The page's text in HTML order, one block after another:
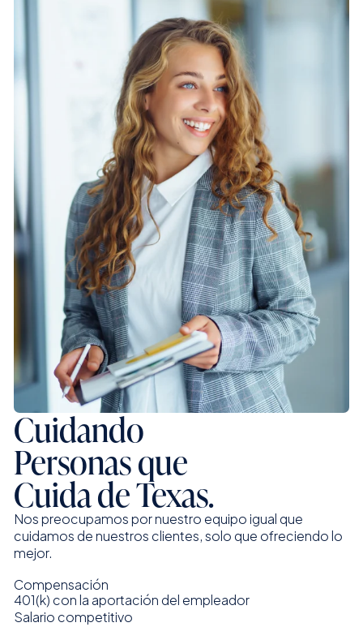
Cuidando
Personas que
Cuida de Texas.
Nos preocupamos por nuestro equipo igual que
cuidamos de nuestros clientes, solo que ofreciendo lo
mejor.
Compensación
401(k) con la aportación del empleador
Salario competitivo